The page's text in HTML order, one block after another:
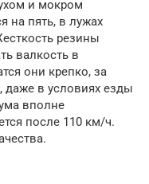
и мокром
на пять, в лужах
резины
валкость в
они крепко, за
в условиях езды
вполне
после 110 км/ч.